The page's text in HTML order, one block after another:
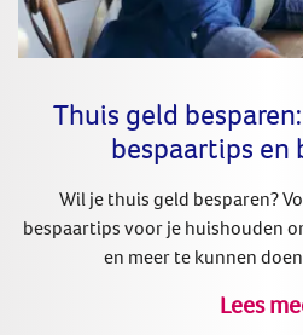
Thuis geld
bespaartips en
Wil je thuis geld besparen?
bespaartips voor je huishouden
en meer te kunnen
Lees